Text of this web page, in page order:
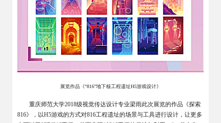
展览作品《“816”地下核工程遗址H5游戏设计》
重庆师范大学2018级视觉传达设计专业梁雨此次展览的作品《探索
816》，以H5游戏的方式对816工程遗址的场景与工具进行设计，让更多